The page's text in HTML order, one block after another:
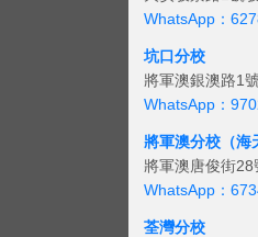
WhatsApp：
坑口分校
將軍澳銀澳路1
WhatsApp：
將軍澳分校（海
將軍澳唐俊街
WhatsApp：
荃灣分校